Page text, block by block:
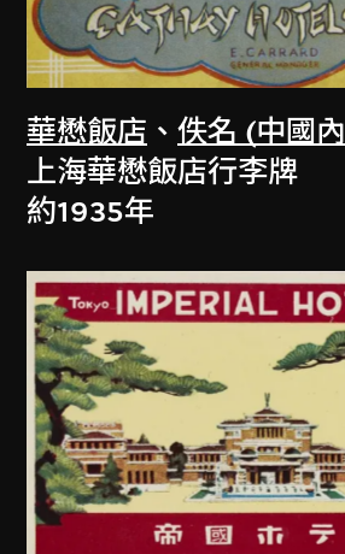
華懋飯店 、佚名 (中國
上海華懋飯店行李牌
約1935年